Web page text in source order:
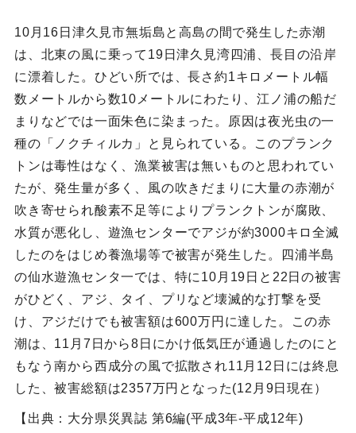
10月16日津久見市無垢島と高島の間で発生した赤潮
は、北東の風に乗って19日津久見湾四浦、長目の沿岸
に漂着した。ひどい所では、長さ約1キロメートル幅
数メートルから数10メートルにわたり、江ノ浦の船だ
まりなどでは一面朱色に染まった。原因は夜光虫の一
種の「ノクチィルカ」と見られている。このプランク
トンは毒性はなく、漁業被害は無いものと思われてい
たが、発生量が多く、風の吹きだまりに大量の赤潮が
吹き寄せられ酸素不足等によりプランクトンが腐敗、
水質が悪化し、遊漁センターでアジが約3000キロ全滅
したのをはじめ養漁場等で被害が発生した。四浦半島
の仙水遊漁センタ一では、特に10月19日と22日の被害
がひどく、アジ、タイ、プリなど壊滅的な打撃を受
け、アジだけでも被害額は600万円に達した。この赤
潮は、11月7日から8日にかけ低気圧が通過したのにと
もなう南から西成分の風で拡散され11月12日には終息
した、被害総額は2357万円となった(12月9日現在）
【出典：大分県災異誌 第6編(平成3年-平成12年)